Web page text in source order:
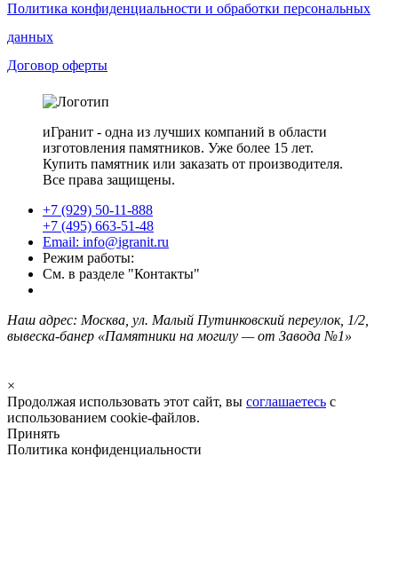
Политика конфиденциальности и обработки персональных
данных
Договор оферты
иГранит - одна из лучших компаний в области
изготовления памятников. Уже более 15 лет.
Купить памятник или заказать от производителя.
Все права защищены.
+7 (929) 50-11-888
+7 (495) 663-51-48
Email: info@igranit.ru
Режим работы:
См. в разделе "Контакты"
Наш адрес: Москва, ул. Малый Путинковский переулок, 1/2,
вывеска-банер «Памятники на могилу — от Завода №1»
×
Продолжая использовать этот сайт, вы соглашаетесь с
использованием cookie-файлов.
Принять
Политика конфиденциальности